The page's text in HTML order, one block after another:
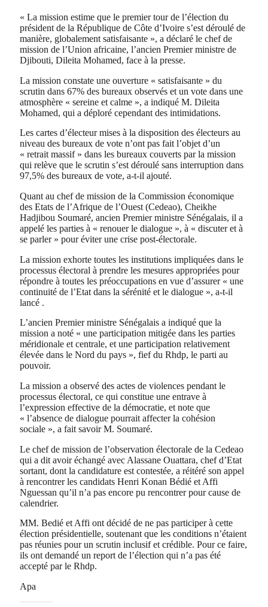
« La mission estime que le premier tour de l’élection du
président de la République de Côte d’Ivoire s’est déroulé de
manière, globalement satisfaisante », a déclaré le chef de
mission de l’Union africaine, l’ancien Premier ministre de
Djibouti, Dileita Mohamed, face à la presse.
La mission constate une ouverture « satisfaisante » du
scrutin dans 67% des bureaux observés et un vote dans une
atmosphère « sereine et calme », a indiqué M. Dileita
Mohamed, qui a déploré cependant des intimidations.
Les cartes d’électeur mises à la disposition des électeurs au
niveau des bureaux de vote n’ont pas fait l’objet d’un
« retrait massif » dans les bureaux couverts par la mission
qui relève que le scrutin s’est déroulé sans interruption dans
97,5% des bureaux de vote, a-t-il ajouté.
Quant au chef de mission de la Commission économique
des Etats de l’Afrique de l’Ouest (Cedeao), Cheikhe
Hadjibou Soumaré, ancien Premier ministre Sénégalais, il a
appelé les parties à « renouer le dialogue », à « discuter et à
se parler » pour éviter une crise post-électorale.
La mission exhorte toutes les institutions impliquées dans le
processus électoral à prendre les mesures appropriées pour
répondre à toutes les préoccupations en vue d’assurer « une
continuité de l’Etat dans la sérénité et le dialogue », a-t-il
lancé .
L’ancien Premier ministre Sénégalais a indiqué que la
mission a noté « une participation mitigée dans les parties
méridionale et centrale, et une participation relativement
élevée dans le Nord du pays », fief du Rhdp, le parti au
pouvoir.
La mission a observé des actes de violences pendant le
processus électoral, ce qui constitue une entrave à
l’expression effective de la démocratie, et note que
« l’absence de dialogue pourrait affecter la cohésion
sociale », a fait savoir M. Soumaré.
Le chef de mission de l’observation électorale de la Cedeao
qui a dit avoir échangé avec Alassane Ouattara, chef d’Etat
sortant, dont la candidature est contestée, a réitéré son appel
à rencontrer les candidats Henri Konan Bédié et Affi
Nguessan qu’il n’a pas encore pu rencontrer pour cause de
calendrier.
MM. Bedié et Affi ont décidé de ne pas participer à cette
élection présidentielle, soutenant que les conditions n’étaient
pas réunies pour un scrutin inclusif et crédible. Pour ce faire,
ils ont demandé un report de l’élection qui n’a pas été
accepté par le Rhdp.
Apa